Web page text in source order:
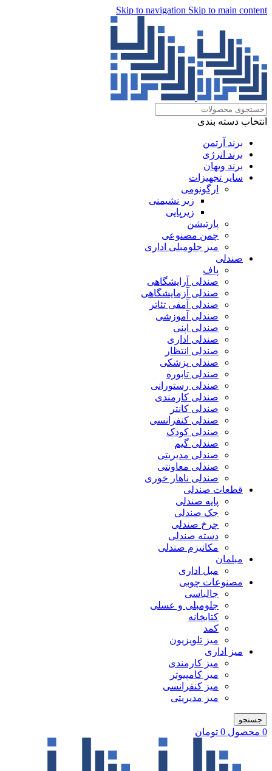
Skip to navigation Skip to main content
انتخاب دسته بندی
برند آرتمن
برند انرژی
برند ویهان
سایر تجهیزات
ارگونومی
زیر نشیمنی
زیرپایی
پارتیشن
چمن مصنوعی
میز جلومبلی اداری
صندلی
پاف
صندلی آرایشگاهی
صندلی آزمایشگاهی
صندلی آمفی تئاتر
صندلی آموزشی
صندلی اپنی
صندلی اداری
صندلی انتظار
صندلی پزشکی
صندلی تابوره
صندلی رستورانی
صندلی کارمندی
صندلی کانتر
صندلی کنفرانسی
صندلی کودک
صندلی گیم
صندلی مدیریتی
صندلی معاونتی
صندلی ناهار خوری
قطعات صندلی
پایه صندلی
جک صندلی
چرخ صندلی
دسته صندلی
مکانیزم صندلی
مبلمان
مبل اداری
مصنوعات چوبی
جالباسی
جلومبلی و عسلی
کتابخانه
کمد
میز تلویزیون
میز اداری
میز کارمندی
میز کامپیوتر
میز کنفرانسی
میز مدیریتی
جستجو
0 محصول 0 تومان